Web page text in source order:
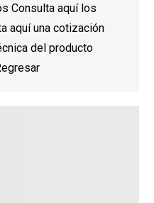
Consulta aquí los
aquí una cotización
del producto